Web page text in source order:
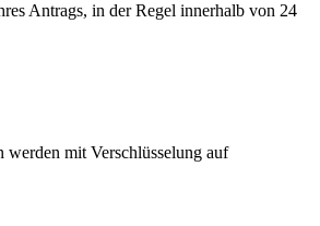
Antrags, in der Regel innerhalb von 24
werden mit Verschlüsselung auf